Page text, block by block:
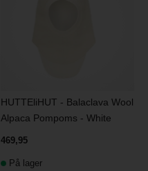
HUTTEliHUT - Balaclava Wool
Alpaca Pompoms - White
469,95
På lager